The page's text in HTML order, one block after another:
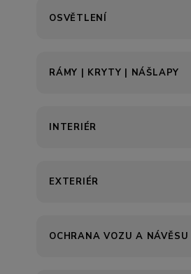
OSVĚTLENÍ
RÁMY | KRYTY | NÁŠLAPY
INTERIÉR
EXTERIÉR
OCHRANA VOZU A NÁVĚSU